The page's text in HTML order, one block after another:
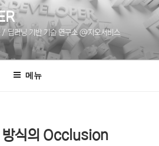
딥러닝 기반 기술 연구소 @지오서비스
메뉴
방식의 Occlusion